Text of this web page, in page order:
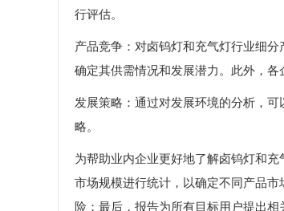
行评估。
产品竞争：对卤钨灯和充气灯行业细
确定其供需情况和发展潜力。此外，各
发展策略：通过对发展环境的分析，
略。
为帮助业内企业更好地了解卤钨灯和
市场规模进行统计，以确定不同产品
险；最后，报告为所有目标用户提出